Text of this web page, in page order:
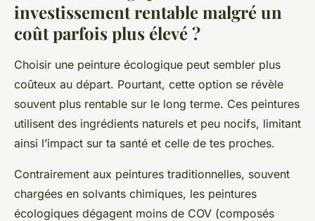
investissement rentable malgré un
coût parfois plus élevé ?
Choisir une peinture écologique peut sembler plus
coûteux au départ. Pourtant, cette option se révèle
souvent plus rentable sur le long terme. Ces peintures
utilisent des ingrédients naturels et peu nocifs, limitant
ainsi l’impact sur ta santé et celle de tes proches.
Contrairement aux peintures traditionnelles, souvent
chargées en solvants chimiques, les peintures
écologiques dégagent moins de COV (composés